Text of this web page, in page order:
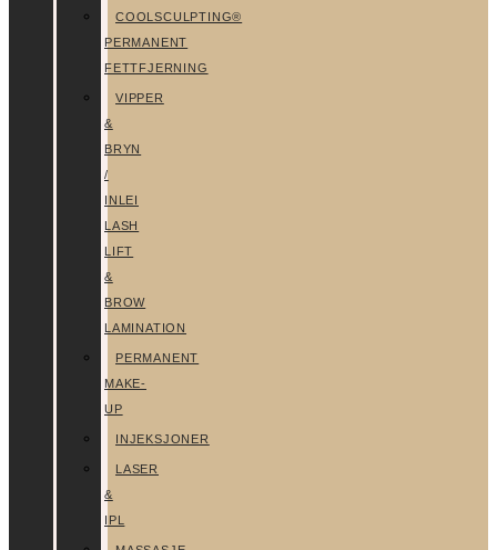
COOLSCULPTING®
PERMANENT
FETTFJERNING
VIPPER
&
BRYN
/
INLEI
LASH
LIFT
&
BROW
LAMINATION
PERMANENT
MAKE-
UP
INJEKSJONER
LASER
&
IPL